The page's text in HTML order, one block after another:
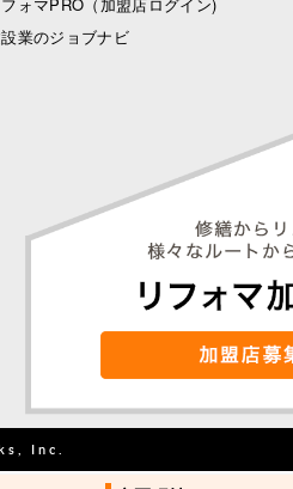
業のジョブナビ
Inc.